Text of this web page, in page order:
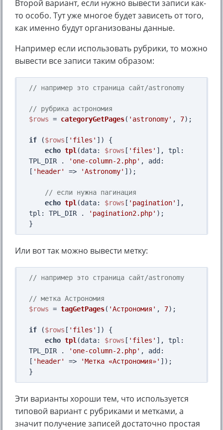
Второй вариант, если нужно вывести записи как-
то особо. Тут уже многое будет зависеть от того,
как именно будут организованы данные.
Например если использовать рубрики, то можно
вывести все записи таким образом:
// например это страница сайт/astronomy
// рубрика астрономия
$rows = categoryGetPages( 'astronomy' , 7);
if ($rows [ 'files' ]) {
echo tpl(data: $rows [ 'files' ], tpl :
TPL_DIR .
'one-column-2.php' , add :
[ 'header' => 'Astronomy' ]);
// если нужна пагинация
echo tpl(data: $rows [ 'pagination'
tpl : TPL_DIR . 'pagination2.php' );
Или вот так можно вывести метку:
// например это страница сайт/astronomy
// метка Астрономия
$rows = tagGetPages( 'Астрономия' , 7);
if ($rows [ 'files' ]) {
echo tpl(data: $rows [ 'files' ], tpl :
TPL_DIR .
'one-column-2.php' , add :
[ 'header' => 'Метка «Астрономия»' ]);
Эти варианты хороши тем, что используется
типовой вариант с рубриками и метками, а
значит получение записей достаточно простая